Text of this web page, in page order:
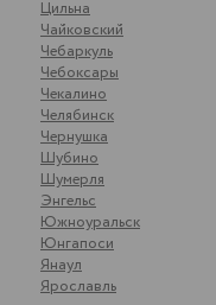
Цильна
Чайковский
Чебаркуль
Чебоксары
Чекалино
Челябинск
Чернушка
Шубино
Шумерля
Энгельс
Южноуральск
Юнгапоси
Янаул
Ярославль